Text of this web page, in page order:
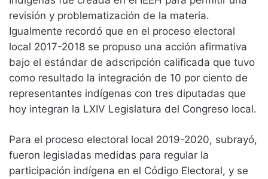
revisión y problematización de la materia.
Igualmente recordó que en el proceso electoral
local 2017-2018 se propuso una acción afirmativa
bajo el estándar de adscripción calificada que tuvo
como resultado la integración de 10 por ciento de
representantes indígenas con tres diputadas que
hoy integran la LXIV Legislatura del Congreso local.
Para el proceso electoral local 2019-2020, subrayó,
fueron legisladas medidas para regular la
participación indígena en el Código Electoral, y se